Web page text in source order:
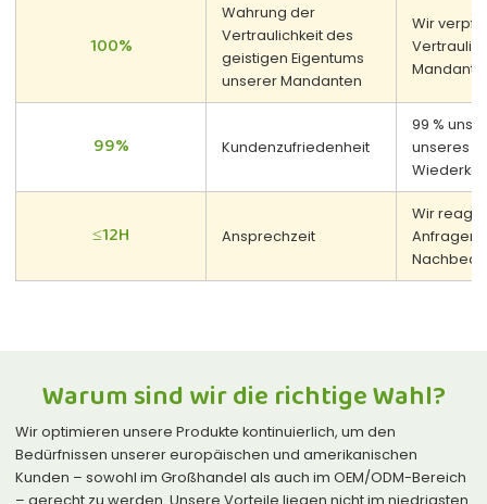
100%
Wahrung der
Vertraulichkeit des
geistigen Eigentums
unserer Mandanten
Wir
99% Kundenzufriedenheit
99 %
unseres
≤12H Ansprechzeit
Wir
Anfragen
Warum sind wir die richtige Wahl?
Wir optimieren unsere Produkte kontinuierlich, um den
Bedürfnissen unserer europäischen und amerikanischen
Kunden – sowohl im Großhandel als auch im OEM/ODM-Bereich